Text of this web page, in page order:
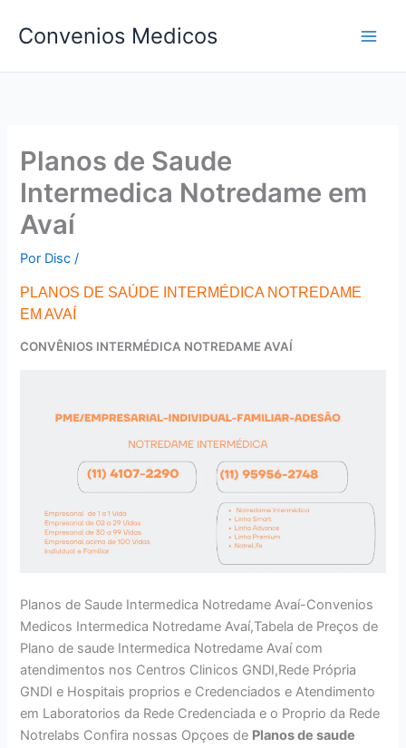
para
conteúdo
Convenios Medicos
Planos de Saude
Intermedica Notredame em
Avaí
Por Disc/
PLANOS DE SAÚDE INTERMÉDICA NOTREDAME
EM AVAÍ
CONVÊNIOS INTERMÉDICA NOTREDAME AVAÍ
Planos de Saude Intermedica Notredame Avaí-Convenios
Medicos Intermedica Notredame Avaí,Tabela de Preços de
Plano de saude Intermedica Notredame Avaí com
atendimentos nos Centros Clinicos GNDI,Rede Própria
GNDI e Hospitais proprios e Credenciados e Atendimento
em Laboratorios da Rede Credenciada e o Proprio da Rede
Notrelabs Confira nossas Opçoes de Planos de saude